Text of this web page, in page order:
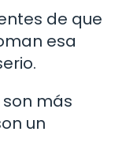
de que
esa
son más
un